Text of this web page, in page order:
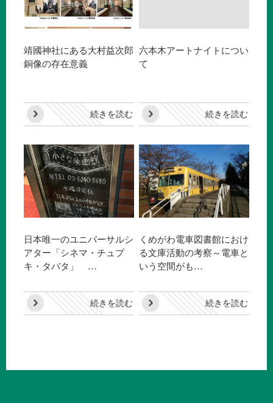
靖國神社にある大村益次郎
銅像の存在意義
続きを読む
六本木アートナイトについ
て
続きを読む
日本唯一のユニバーサルシ
アター「シネマ・チュプ
キ・タバタ」 …
続きを読む
くめがわ電車図書館におけ
る文庫活動の考察～電車と
いう空間がも…
続きを読む